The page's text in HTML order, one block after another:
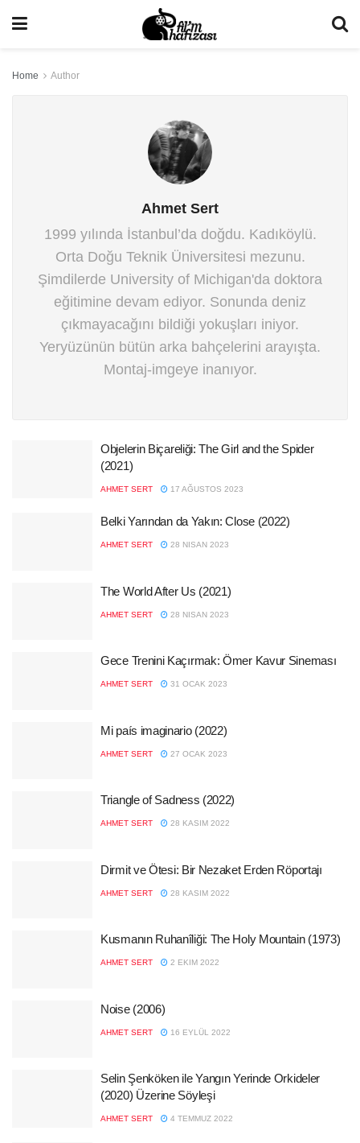
Home Author
Ahmet Sert
1999 yılında İstanbul’da doğdu. Kadıköylü.
Orta Doğu Teknik Üniversitesi mezunu.
Şimdilerde University of Michigan'da doktora
eğitimine devam ediyor. Sonunda deniz
çıkmayacağını bildiği yokuşları iniyor.
Yeryüzünün bütün arka bahçelerini arayışta.
Montaj-imgeye inanıyor.
Objelerin Biçareliği: The Girl and the Spider
(2021)
AHMET SERT 17 AĞUSTOS 2023
Belki Yarından da Yakın: Close (2022)
AHMET SERT 28 NISAN 2023
The World After Us (2021)
AHMET SERT 28 NISAN 2023
Gece Trenini Kaçırmak: Ömer Kavur Sineması
AHMET SERT 31 OCAK 2023
Mi país imaginario (2022)
AHMET SERT 27 OCAK 2023
Triangle of Sadness (2022)
AHMET SERT 28 KASIM 2022
Dirmit ve Ötesi: Bir Nezaket Erden Röportajı
AHMET SERT 28 KASIM 2022
Kusmanın Ruhanîliği: The Holy Mountain (1973)
AHMET SERT 2 EKIM 2022
Noise (2006)
AHMET SERT 16 EYLÜL 2022
Selin Şenköken ile Yangın Yerinde Orkideler
(2020) Üzerine Söyleşi
AHMET SERT 4 TEMMUZ 2022